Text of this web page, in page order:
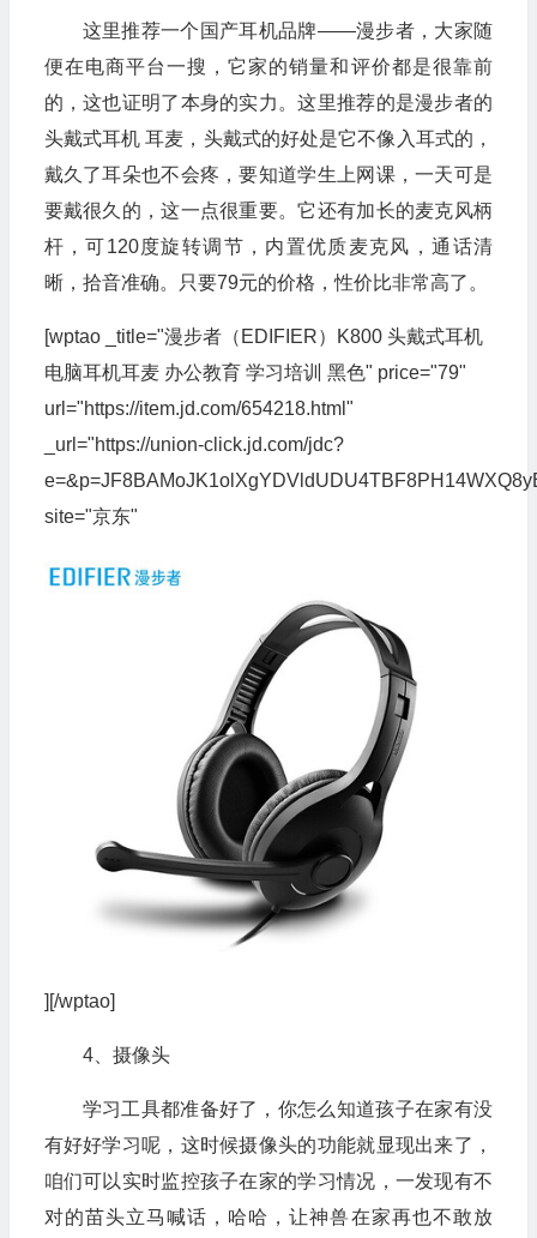
这里推荐一个国产耳机品牌——漫步者，大家随
便在电商平台一搜，它家的销量和评价都是很靠前
的，这也证明了本身的实力。这里推荐的是漫步者的
头戴式耳机 耳麦，头戴式的好处是它不像入耳式的，
戴久了耳朵也不会疼，要知道学生上网课，一天可是
要戴很久的，这一点很重要。它还有加长的麦克风柄
杆，可120度旋转调节，内置优质麦克风，通话清
晰，拾音准确。只要79元的价格，性价比非常高了。
[wptao _title="漫步者（EDIFIER）K800 头戴式耳机
电脑耳机耳麦 办公教育 学习培训 黑色" price="79"
url="https://item.jd.com/654218.html"
_url="https://union-click.jd.com/jdc?
site="京东"
][/wptao]
4、摄像头
学习工具都准备好了，你怎么知道孩子在家有没
有好好学习呢，这时候摄像头的功能就显现出来了，
咱们可以实时监控孩子在家的学习情况，一发现有不
对的苗头立马喊话，哈哈，让神兽在家再也不敢放